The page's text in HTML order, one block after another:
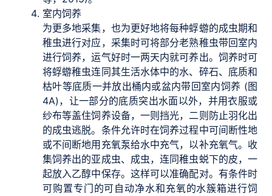
室内饲养
为更多地采集，也为更好地将每种蜉蝣的成虫期和
稚虫进行对应，采集时可将部分老熟稚虫带回室内
进行饲养，运气好时一两天内就可养出。饲养时可
将蜉蝣稚虫连同其生活水体中的水、碎石、底质和
枯叶等底质一并放出桶内或盆内带回室内饲养 (图
4A)，让一部分的底质突出水面以外，并用衣服或
纱布等盖住饲养设备，一则挡光，二则防止羽化出
的成虫逃脱。条件允许时在饲养过程中可间断性地
或不间断地用充氧泵给水中充气，以补充氧气。收
集饲养出的亚成虫、成虫，连同稚虫蜕下的皮，一
起放入乙醇中保存。这样可以准确配对。有条件时
可购置专门的可自动净水和充氧的水簇箱进行饲